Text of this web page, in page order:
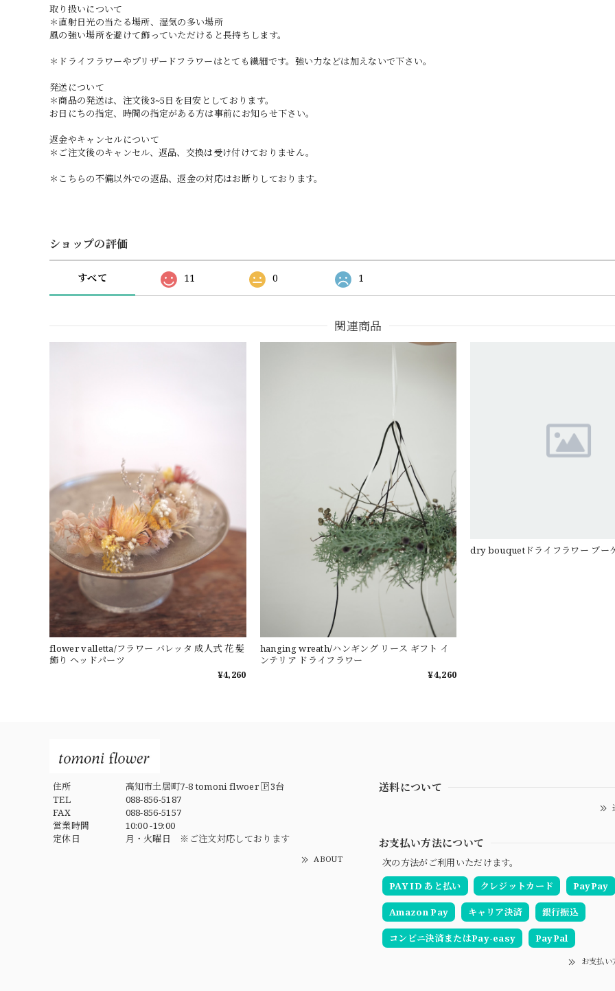
取り扱いについて
＊直射日光の当たる場所、湿気の多い場所
風の強い場所を避けて飾っていただけると長持ちします。
＊ドライフラワーやプリザードフラワーはとても繊細です。強い力などは加えないで下さい。
発送について
＊商品の発送は、注文後3~5日を目安としております。
お日にちの指定、時間の指定がある方は事前にお知らせ下さい。
返金やキャンセルについて
＊ご注文後のキャンセル、返品、交換は受け付けておりません。
＊こちらの不備以外での返品、返金の対応はお断りしております。
ショップの評価
すべて 11 0 1
関連商品
flower valletta/フラワー バレッタ 成人式 花 髪
飾り ヘッドパーツ
¥4,260
hanging wreath/ハンギング リース ギフト イ
ンテリア ドライフラワー
¥4,260
dry bouquetドライフラワー ブー
住所
高知市土居町7-8 tomoni flwoer 🄿3台
TEL
088-856-5187
FAX
088-856-5157
営業時間
10:00 -19:00
定休日
月・火曜日 ※ご注文対応しております
ABOUT
送料について
お支払い方法について
次の方法がご利用いただけます。
PAY ID あと払い
クレジットカード PayPay
Amazon Pay キャリア決済 銀行振込
コンビニ決済またはPay-easy PayPal
お支払い